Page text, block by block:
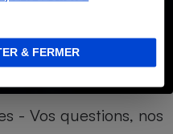
& FERMER
- Vos questions, nos